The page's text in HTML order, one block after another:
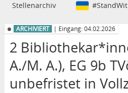
Stellenarchiv
ARCHIVIERT | Eingang: 04.02.2026
2
A./M. A.), EG 9b
unbefristet in